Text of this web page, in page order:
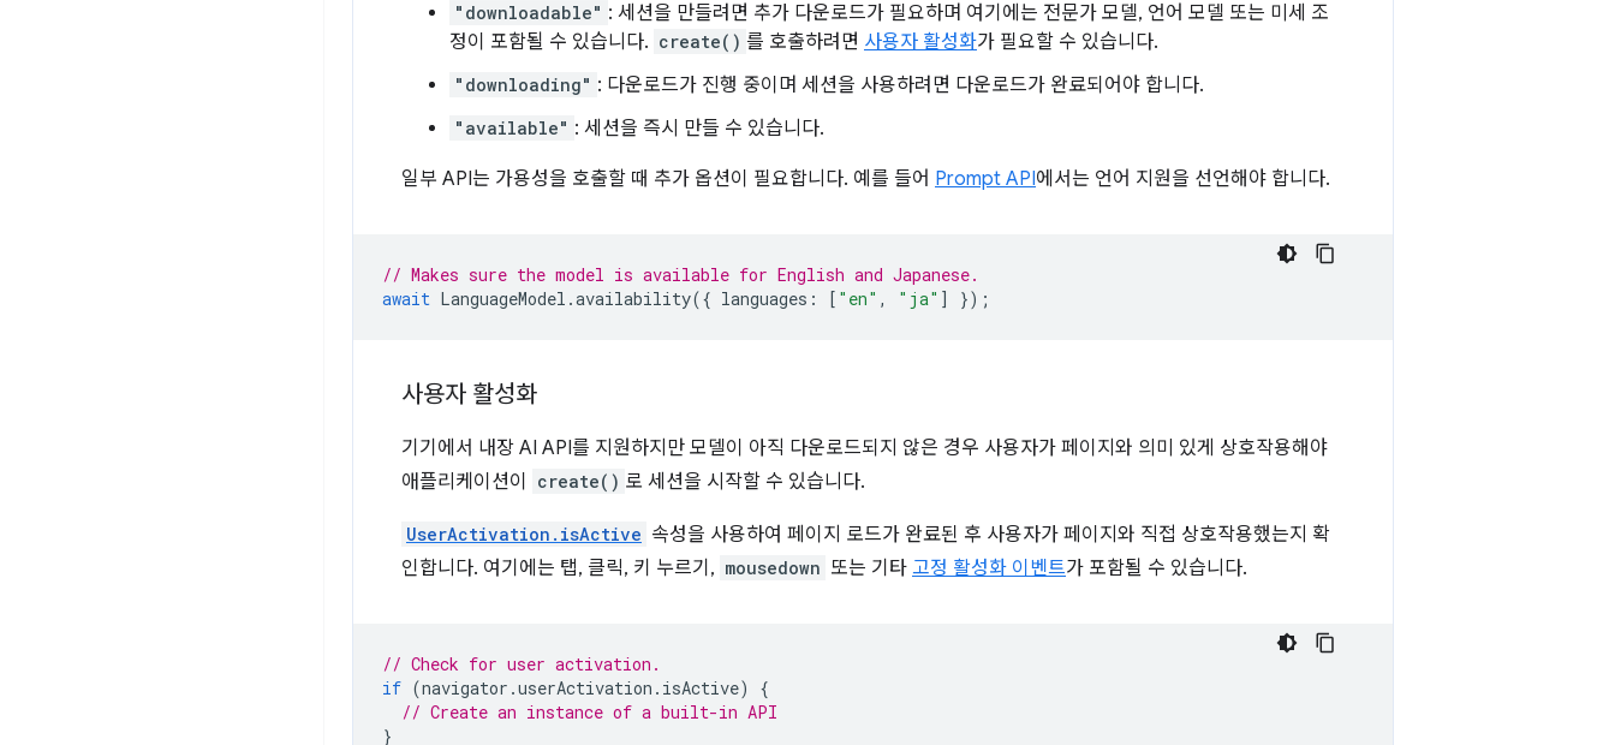
"downloadable" : 세션을 만들려면 추가 다운로드가 필요하며 여기에는 전문가 모델, 언어 모델 또는 미세 조
정이 포함될 수 있습니다. create() 를 호출하려면 사용자 활성화가 필요할 수 있습니다.
"downloading" : 다운로드가 진행 중이며 세션을 사용하려면 다운로드가 완료되어야 합니다.
"available" : 세션을 즉시 만들 수 있습니다.
일부 API는 가용성을 호출할 때 추가 옵션이 필요합니다. 예를 들어 Prompt API에서는 언어 지원을 선언해야 합니다.
// Makes sure the model is available for English and Japanese.
await LanguageModel .availability({ languages : [ "en" , "ja" ] });
사용자 활성화
기기에서 내장 AI API를 지원하지만 모델이 아직 다운로드되지 않은 경우 사용자가 페이지와 의미 있게 상호작용해야
애플리케이션이
create() 로 세션을 시작할 수 있습니다.
UserActivation.isActive 속성을 사용하여 페이지 로드가 완료된 후 사용자가 페이지와 직접 상호작용했는지 확
인합니다. 여기에는 탭, 클릭, 키 누르기, mousedown 또는 기타 고정 활성화 이벤트가 포함될 수 있습니다.
// Check for user activation.
if (navigator .userActivation . isActive)
{
// Create an instance of a built-in API
}